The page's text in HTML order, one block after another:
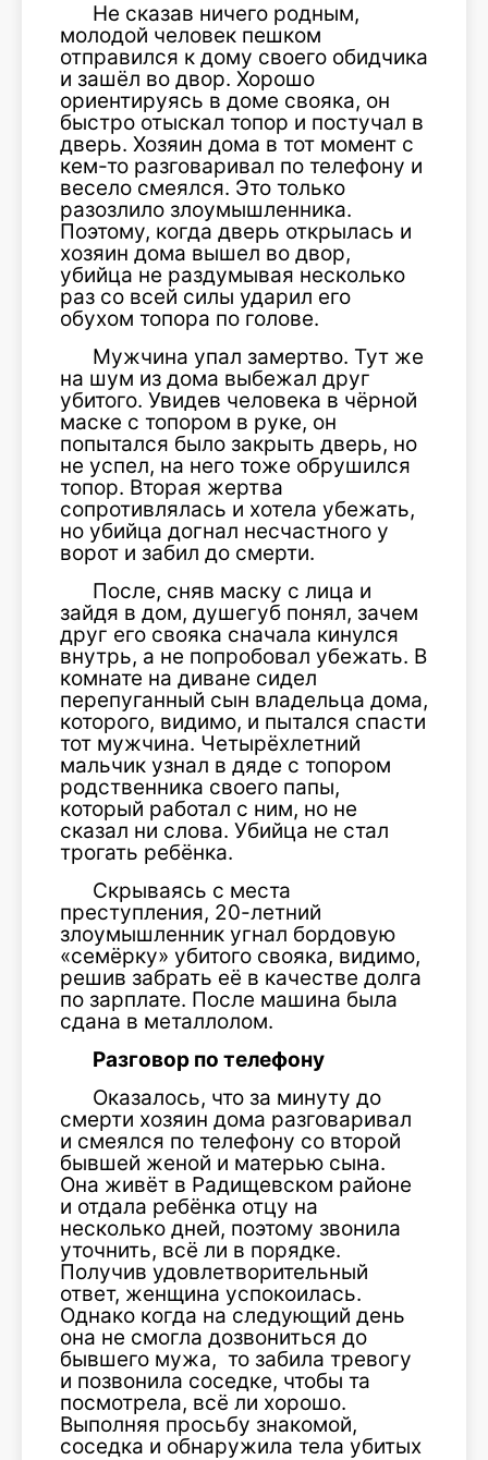
Не сказав ничего родным,
молодой человек пешком
отправился к дому своего обидчика
и зашёл во двор. Хорошо
ориентируясь в доме свояка, он
быстро отыскал топор и постучал в
дверь. Хозяин дома в тот момент с
кем-то разговаривал по телефону и
весело смеялся. Это только
разозлило злоумышленника.
Поэтому, когда дверь открылась и
хозяин дома вышел во двор,
убийца не раздумывая несколько
раз со всей силы ударил его
обухом топора по голове.
Мужчина упал замертво. Тут же
на шум из дома выбежал друг
убитого. Увидев человека в чёрной
маске с топором в руке, он
попытался было закрыть дверь, но
не успел, на него тоже обрушился
топор. Вторая жертва
сопротивлялась и хотела убежать,
но убийца догнал несчастного у
ворот и забил до смерти.
После, сняв маску с лица и
зайдя в дом, душегуб понял, зачем
друг его свояка сначала кинулся
внутрь, а не попробовал убежать. В
комнате на диване сидел
перепуганный сын владельца дома,
которого, видимо, и пытался спасти
тот мужчина. Четырёхлетний
мальчик узнал в дяде с топором
родственника своего папы,
который работал с ним, но не
сказал ни слова. Убийца не стал
трогать ребёнка.
Скрываясь с места
преступления, 20-летний
злоумышленник угнал бордовую
«семёрку» убитого свояка, видимо,
решив забрать её в качестве долга
по зарплате. После машина была
сдана в металлолом.
Разговор по телефону
Оказалось, что за минуту до
смерти хозяин дома разговаривал
и смеялся по телефону со второй
бывшей женой и матерью сына.
Она живёт в Радищевском районе
и отдала ребёнка отцу на
несколько дней, поэтому звонила
уточнить, всё ли в порядке.
Получив удовлетворительный
ответ, женщина успокоилась.
Однако когда на следующий день
она не смогла дозвониться до
бывшего мужа, то забила тревогу
и позвонила соседке, чтобы та
посмотрела, всё ли хорошо.
Выполняя просьбу знакомой,
соседка и обнаружила тела убитых